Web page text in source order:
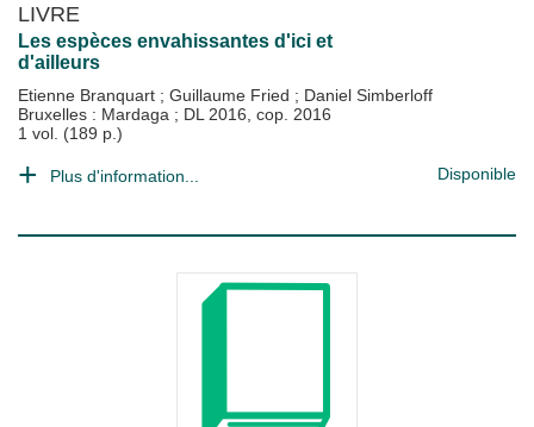
LIVRE
Les espèces envahissantes d'ici et
d'ailleurs
Etienne Branquart ; Guillaume Fried ; Daniel Simberloff
Bruxelles : Mardaga ; DL 2016, cop. 2016
1 vol. (189 p.)
Plus d'information... Disponible